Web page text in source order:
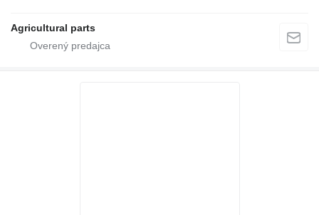
Agricultural parts